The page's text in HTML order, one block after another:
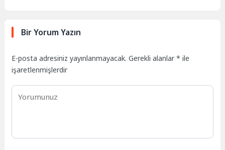
Bir Yorum Yazın
E-posta adresiniz yayınlanmayacak. Gerekli alanlar* ile
işaretlenmişlerdir